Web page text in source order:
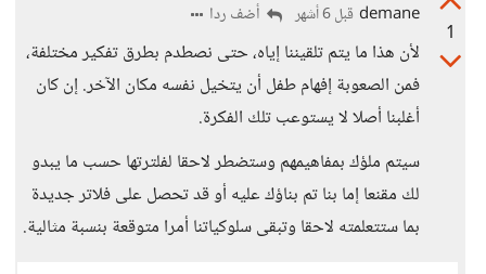
1
demane قبل 6 أشهر أضف ردا
لأن هذا ما يتم تلقيننا إياه، حتى نصطدم بطرق تفكير مختلفة،
فمن الصعوبة إفهام طفل أن يتخيل نفسه مكان الآخر. إن كان
أغلبنا أصلا لا يستوعب تلك الفكرة.
سيتم ملؤك بمفاهيمهم وستضطر لاحقا لفلترتها حسب ما يبدو
لك مقنعا إما بنا تم بناؤك عليه أو قد تحصل على فلاتر جديدة
بما ستتعلمته لاحقا وتبقى سلوكياتنا أمرا متوقعة بنسبة مثالية.